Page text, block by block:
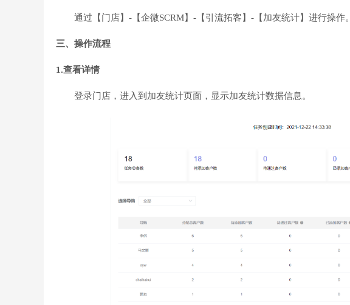
通过【门店】-【企微SCRM】-【引流拓客】-【加友统计】进行操作。
三、操作流程
1.查看详情
登录门店，进入到加友统计页面，显示加友统计数据信息。